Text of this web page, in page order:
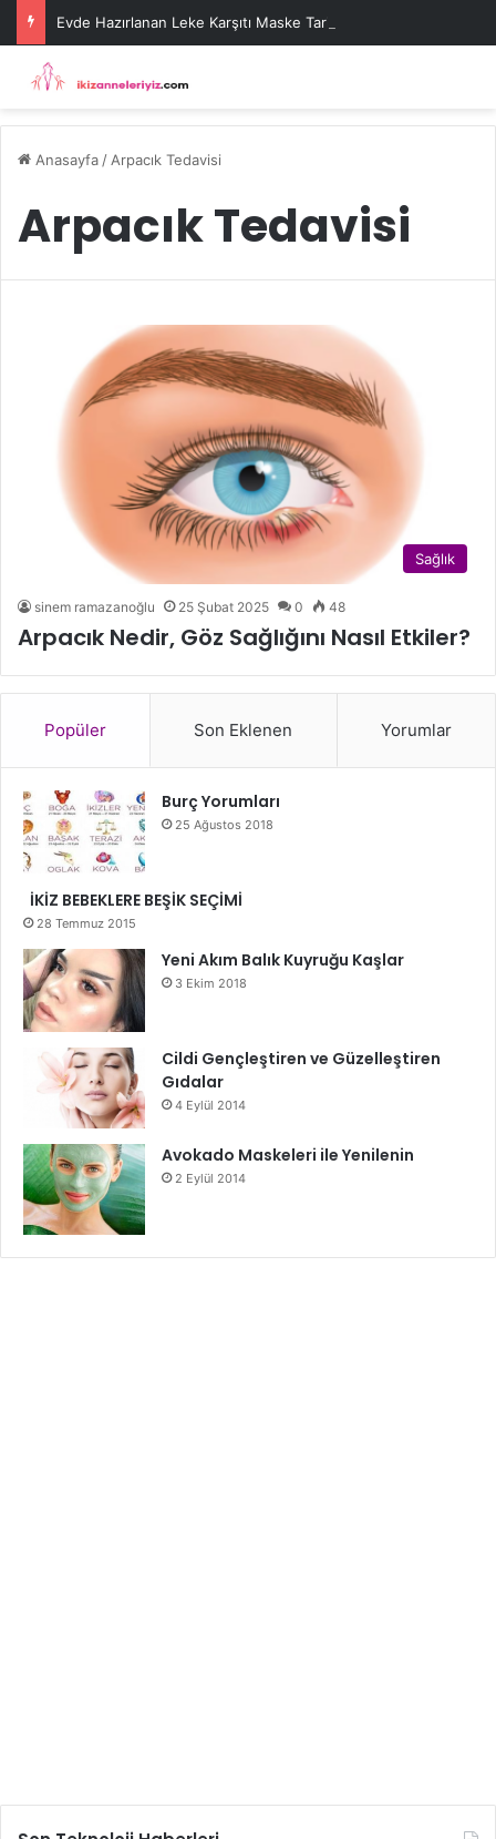
Evde Hazırlanan Leke Karşıtı Maske Tarifleri
Anasayfa / Arpacık Tedavisi
Arpacık Tedavisi
Sağlık
sinem ramazanoğlu 25 Şubat 2025 0 48
Arpacık Nedir, Göz Sağlığını Nasıl Etkiler?
Popüler Son Eklenen Yorumlar
Burç Yorumları
25 Ağustos 2018
İKİZ BEBEKLERE BEŞİK SEÇİMİ
28 Temmuz 2015
Yeni Akım Balık Kuyruğu Kaşlar
3 Ekim 2018
Cildi Gençleştiren ve Güzelleştiren
Gıdalar
4 Eylül 2014
Avokado Maskeleri ile Yenilenin
2 Eylül 2014